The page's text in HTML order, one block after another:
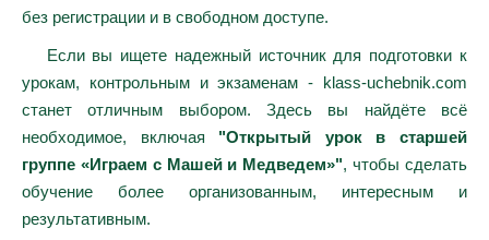
без регистрации и в свободном доступе.
Если вы ищете надежный источник для подготовки к
урокам, контрольным и экзаменам - klass-uchebnik.com
станет отличным выбором. Здесь вы найдёте всё
необходимое, включая "Открытый урок в старшей
группе «Играем с Машей и Медведем»", чтобы сделать
обучение более организованным, интересным и
результативным.